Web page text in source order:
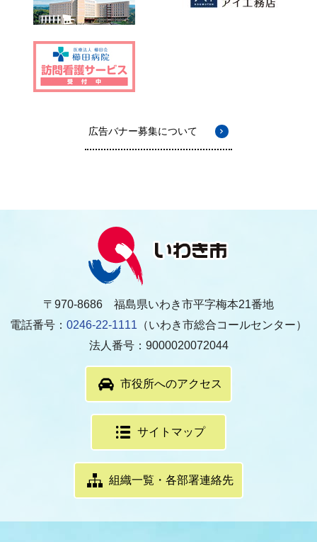
広告バナー募集について
〒970-8686 福島県いわき市平字梅本21番地
電話番号： 0246-22-1111 （いわき市総合コールセンター）
法人番号：9000020072044
市役所へのアクセス
サイトマップ
組織一覧・各部署連絡先